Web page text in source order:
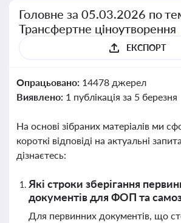
Головне за 05.03.2026 по
Трансфертне ціноутворення
ЕКСПОРТ
Опрацьовано: 14478 джерел
Виявлено: 1 публікація за 5 березня
На основі зібраних матеріалів ми
короткі відповіді на актуальні
дізнаєтесь:
Які строки зберігання
документів для ФОП та
Для первинних документів, що